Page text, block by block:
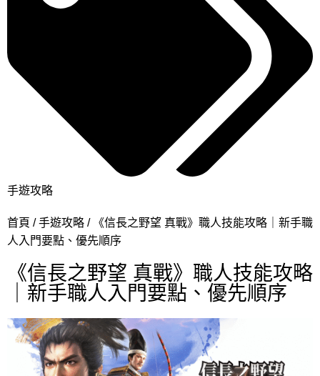
手遊攻略
首頁 手遊攻略
《信長之野望 真戰》職人技能攻略｜新手職
人入門要點、優先順序
《信長之野望 真戰》職人技能攻略
｜新手職人入門要點、優先順序